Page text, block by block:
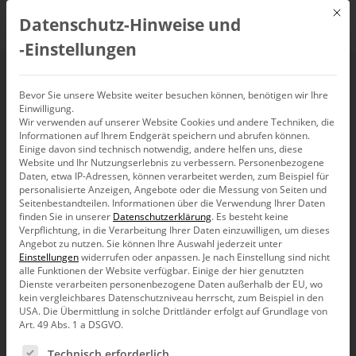
Prognosen
Bissantz denkt nach
Mit
Datenschutz-Hinweise und
‑Einstellungen
Bevor Sie unsere Website weiter besuchen können, benötigen wir Ihre
Einwilligung.
Wir verwenden auf unserer Website Cookies und andere Techniken, die
Informationen auf Ihrem Endgerät speichern und abrufen können.
Einige davon sind technisch notwendig, andere helfen uns, diese
Website und Ihr Nutzungserlebnis zu verbessern. Personenbezogene
Daten, etwa IP-Adressen, können verarbeitet werden, zum Beispiel für
personalisierte Anzeigen, Angebote oder die Messung von Seiten und
Seitenbestandteilen. Informationen über die Verwendung Ihrer Daten
finden Sie in unserer Datenschutzerklärung. Es besteht keine
Verpflichtung, in die Verarbeitung Ihrer Daten einzuwilligen, um dieses
Angebot zu nutzen.Sie können Ihre Auswahl jederzeit unter
Einstellungenwiderrufen oder anpassen. Je nach Einstellung sind nicht
alle Funktionen der Website verfügbar. Einige der hier genutzten
Dienste verarbeiten personenbezogene Daten außerhalb der EU, wo
kein vergleichbares Datenschutzniveau herrscht, zum Beispiel in den
USA. Die Übermittlung in solche Drittländer erfolgt auf Grundlage von
Art. 49 Abs. 1 a DSGVO.
Es folgt eine Liste der Service-Gruppen, für die eine